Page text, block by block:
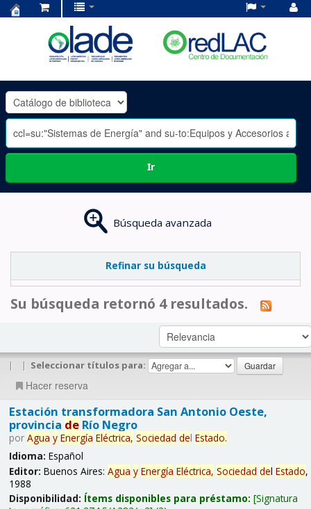
OLADE
-
Ir
Búsqueda avanzada
Refinar su búsqueda
Su búsqueda retornó 4 resultados.
| | Seleccionar títulos para:
Hacer reserva
Estación transformadora San Antonio Oeste,
provincia deRío Negro
por Agua y Energía Eléctrica, Sociedad del Estado.
Idioma: Español
Editor: Buenos Aires: Agua y Energía Eléctrica, Sociedad del Estado,
1988
Disponibilidad: Ítems disponibles para préstamo: Signatura